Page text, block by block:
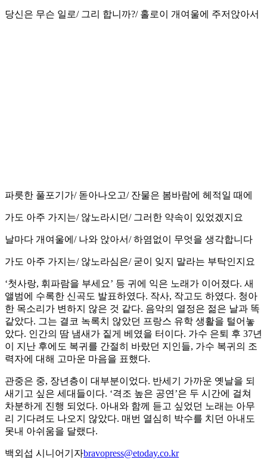
당신은 무슨 일로/ 그리 합니까?/ 홀로이 개여울에 주저앉아서
파릇한 풀포기가/ 돋아나오고/ 잔물은 봄바람에 헤적일 때에
가도 아주 가지는/ 않노라시던/ 그러한 약속이 있었겠지요
날마다 개여울에/ 나와 앉아서/ 하염없이 무엇을 생각합니다
가도 아주 가지는/ 않노라심은/ 굳이 잊지 말라는 부탁인지요
‘첫사랑, 휘파람을 부세요’ 등 귀에 익은 노래가 이어졌다. 새
앨범에 수록한 신곡도 발표하였다. 작사, 작고도 하였다. 청아
한 목소리가 변하지 않은 것 같다. 음악의 열정은 젊은 날과 똑
같았다. 그는 결코 녹록치 않았던 프랑스 유학 생활을 털어놓
았다. 인간의 땀 냄새가 짙게 베였을 터이다. 가수 은퇴 후 37년
이 지난 후에도 복귀를 간절히 바랐던 지인들, 가수 복귀의 조
력자에 대해 고마운 마음을 표했다.
관중은 중, 장년층이 대부분이었다. 반세기 가까운 옛날을 되
새기고 싶은 세대들이다. ‘격조 높은 공연’은 두 시간에 걸쳐
차분하게 진행 되었다. 아내와 함께 듣고 싶었던 노래는 아무
리 기다려도 나오지 않았다. 매번 열심히 박수를 치던 아내도
못내 아쉬움을 달랬다.
백외섭 시니어기자bravopress@etoday.co.kr